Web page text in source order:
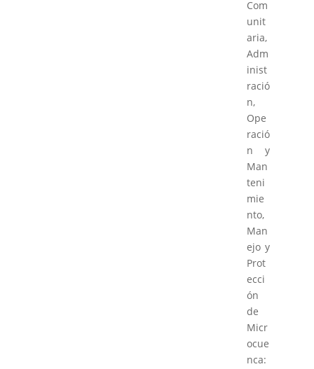
Com
unit
aria,
Adm
inist
ració
n,
Ope
ració
n y
Man
teni
mie
nto,
Man
ejo y
Prot
ecci
ón
de
Micr
ocue
nca: